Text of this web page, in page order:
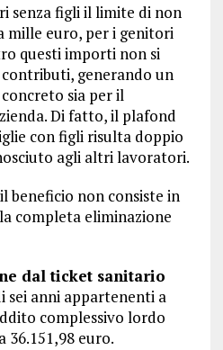
senza figli il limite di non
mille euro, per i genitori
questi importi non si
generando un
sia per il
Di fatto, il plafond
con figli risulta doppio
agli altri lavoratori.
beneficio non consiste in
completa eliminazione
dal ticket sanitario
sei anni appartenenti a
complessivo lordo
36.151,98 euro.